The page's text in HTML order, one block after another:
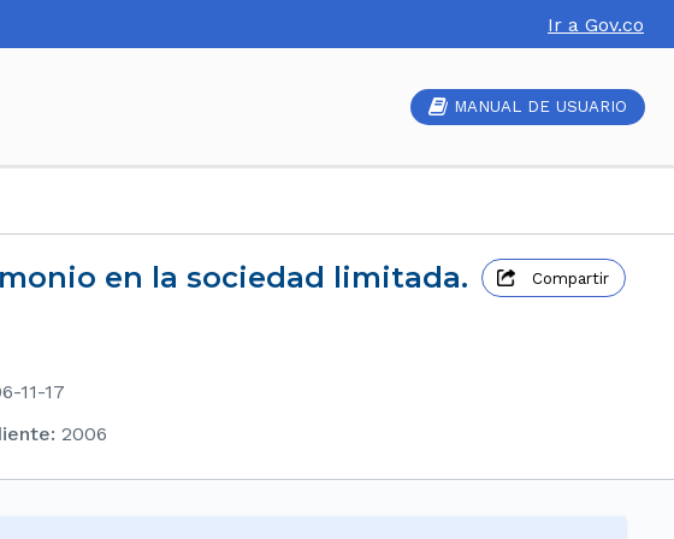
Ir a Gov.co
MANUAL DE USUARIO
en la sociedad limitada. Compartir
11-17
: 2006